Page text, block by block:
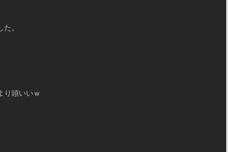
。
り頭いいｗ